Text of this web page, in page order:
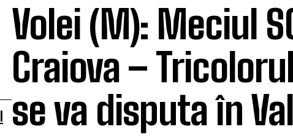
Volei (M): Meciul
Craiova –
se va disputa în